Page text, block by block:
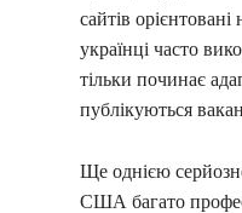
сайтів
українці часто
тільки починає
публікуються
Ще однією
США багато